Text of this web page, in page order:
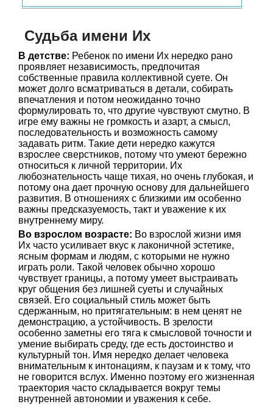
Судьба имени Их
В детстве: Ребенок по имени Их нередко рано
проявляет независимость, предпочитая
собственные правила коллективной суете. Он
может долго всматриваться в детали, собирать
впечатления и потом неожиданно точно
формулировать то, что другие чувствуют смутно. В
игре ему важны не громкость и азарт, а смысл,
последовательность и возможность самому
задавать ритм. Такие дети нередко кажутся
взрослее сверстников, потому что умеют бережно
относиться к личной территории. Их
любознательность чаще тихая, но очень глубокая, и
потому она дает прочную основу для дальнейшего
развития. В отношениях с близкими им особенно
важны предсказуемость, такт и уважение к их
внутреннему миру.
Во взрослом возрасте: Во взрослой жизни имя
Их часто усиливает вкус к лаконичной эстетике,
ясным формам и людям, с которыми не нужно
играть роли. Такой человек обычно хорошо
чувствует границы, а потому умеет выстраивать
круг общения без лишней суеты и случайных
связей. Его социальный стиль может быть
сдержанным, но притягательным: в нем ценят не
демонстрацию, а устойчивость. В зрелости
особенно заметны его тяга к смысловой точности и
умение выбирать среду, где есть достоинство и
культурный тон. Имя нередко делает человека
внимательным к интонациям, к паузам и к тому, что
не говорится вслух. Именно поэтому его жизненная
траектория часто складывается вокруг темы
внутренней автономии и уважения к себе.